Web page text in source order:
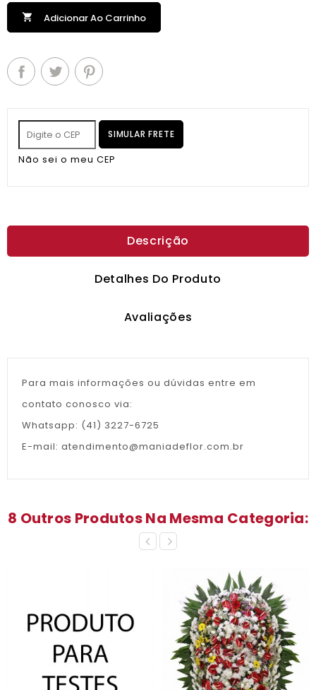
 Adicionar Ao Carrinho
SIMULAR FRETE
Não sei o meu CEP
Descrição
Detalhes Do Produto
Avaliações
Para mais informações ou dúvidas entre em
contato conosco via:
Whatsapp: (41) 3227-6725
E-mail: atendimento@maniadeflor.com.br
8 Outros Produtos Na Mesma Categoria: